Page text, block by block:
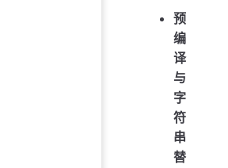
预
编
译
与
字
符
串
替